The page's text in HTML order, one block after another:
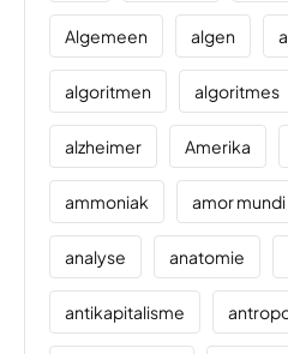
Algemeen algen
algoritmen algoritmes
alzheimer Amerika
ammoniak amor mundi
analyse anatomie
antikapitalisme